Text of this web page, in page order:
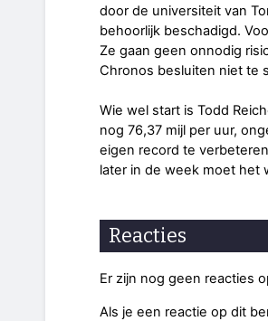
door de universiteit van
behoorlijk beschadigd.
Ze gaan geen onnodig
Chronos besluiten niet te
Wie wel start is Todd
nog 76,37 mijl per uur,
eigen record te
later in de week moet het
Reacties
Er zijn nog geen reacties
Als je een reactie op dit